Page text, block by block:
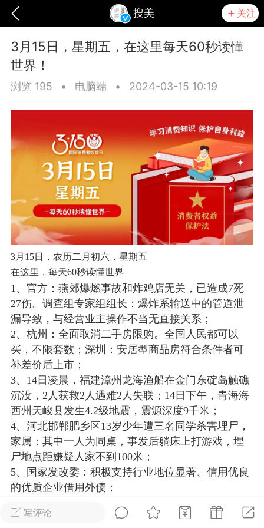
搜美 关注
爆汗熊 芯诗妍 TONGYANMEI
卡卡动能素 卡卡美业
每次200金币 点击购买
熊 肤色重建术
卡卡溶脂
斑术
DR.YY面膜
私密系列
妍
美业357
熊
Lv.3
26 23:30
电脑端 新品推荐
闪充小白罐
本/双效闪充，养出紧致小白脸！一、项
充小白罐 = 闪充大白肌（仪器）× 草本
产品）×极光嫩肤啫喱（产品）这是一套
护...写评论
3月15日，星期五，在这里每天60秒读懂
世界！
浏览 195 • 电脑端 • 2024-03-15 10:19
3月15日，农历二月初六，星期五
在这里，每天60秒读懂世界
1、官方：燕郊爆燃事故和炸鸡店无关，已造成7死
27伤。调查组专家组组长：爆炸系输送中的管道泄
漏导致，与经营业主操作不当无直接关系；
2、杭州：全面取消二手房限购。全国人民都可以
买，不限套数；深圳：安居型商品房符合条件者可
补差价后上市；
3、14日凌晨，福建漳州龙海渔船在金门东碇岛触礁
沉没，2人获救2人遇难2人失联；14日下午，青海海
西州天峻县发生4.2级地震，震源深度9千米；
4、河北邯郸肥乡区13岁少年遭三名同学杀害埋尸，
家属：其中一人为同桌，事发后躺床上打游戏，埋
尸地点距嫌疑人家不到100米；
5、国家发改委：积极支持行业地位显著、信用优良
的优质企业借用外债；
6、菲总统称不能接受中方沿”十段线”来划定领土，
外交部回应：停止借外力破坏地区和平稳定；